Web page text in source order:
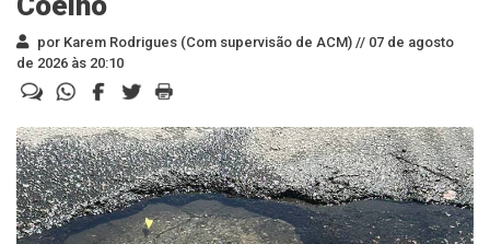
por Karem Rodrigues (Com supervisão de ACM) // 07 de agosto
de 2026 às 20:10